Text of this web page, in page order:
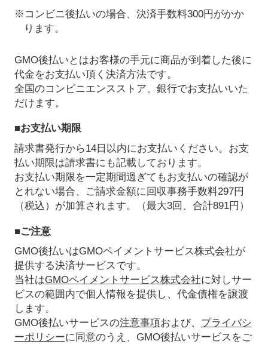
※コンビニ後払いの場合、決済手数料300円がかか
ります。
GMO後払いとはお客様の手元に商品が到着した後に
代金をお支払い頂く決済方法です。
全国のコンビニエンスストア、銀行でお支払いいた
だけます。
■お支払い期限
請求書発行から14日以内にお支払いください。お支
払い期限は請求書にも記載しております。
お支払い期限を一定期間過ぎてもお支払いの確認が
とれない場合、ご請求金額に回収事務手数料297円
（税込）が加算されます。（最大3回、合計891円）
■ご注意
GMO後払いはGMOペイメントサービス株式会社が
提供する決済サービスです。
当社はGMOペイメントサービス株式会社に対しサー
ビスの範囲内で個人情報を提供し、代金債権を譲渡
します。
GMO後払いサービスの注意事項および、 プライバシ
ーポリシーに同意のうえ、GMO後払いサービスをご